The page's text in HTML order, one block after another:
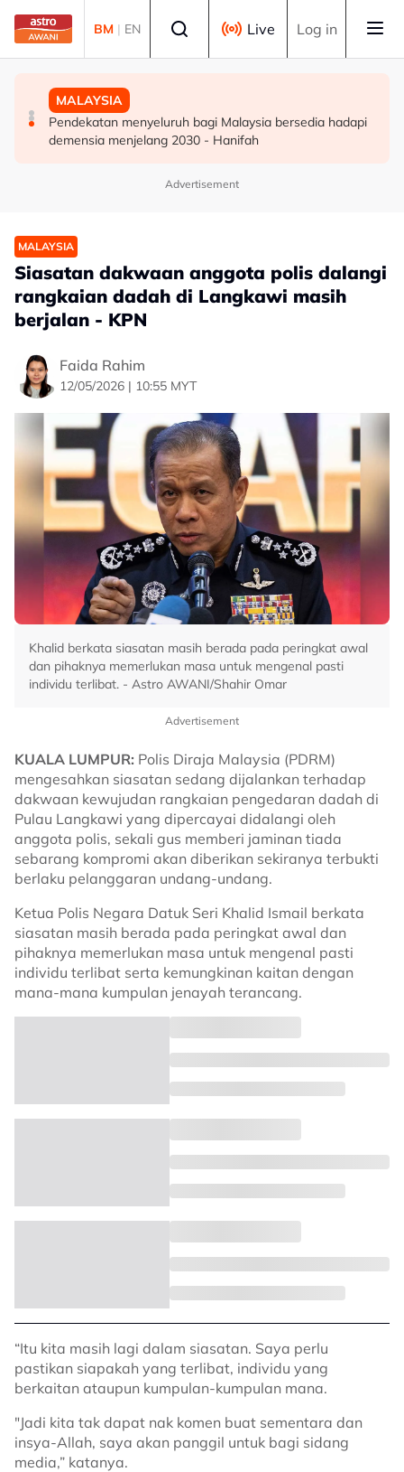
Skip to main content
BM | EN Live Log in
DUNIA
Kebakaran hutan di Gunung Bromo cecah 60 hektar,
sokongan udara digerakkan
DUNIA
Jerman naikkan anggaran kematian berkaitan haba
kepada hampir 12,000
MALAYSIA
Pendekatan menyeluruh bagi Malaysia bersedia hadapi
demensia menjelang 2030 - Hanifah
Advertisement
MALAYSIA
Siasatan dakwaan anggota polis dalangi
rangkaian dadah di Langkawi masih
berjalan - KPN
Faida Rahim
12/05/2026 | 10:55 MYT
Khalid berkata siasatan masih berada pada peringkat awal
dan pihaknya memerlukan masa untuk mengenal pasti
individu terlibat. - Astro AWANI/Shahir Omar
Advertisement
KUALA LUMPUR: Polis Diraja Malaysia (PDRM)
mengesahkan siasatan sedang dijalankan terhadap
dakwaan kewujudan rangkaian pengedaran dadah di
Pulau Langkawi yang dipercayai didalangi oleh
anggota polis, sekali gus memberi jaminan tiada
sebarang kompromi akan diberikan sekiranya terbukti
berlaku pelanggaran undang-undang.
Ketua Polis Negara Datuk Seri Khalid Ismail berkata
siasatan masih berada pada peringkat awal dan
pihaknya memerlukan masa untuk mengenal pasti
individu terlibat serta kemungkinan kaitan dengan
mana-mana kumpulan jenayah terancang.
“Itu kita masih lagi dalam siasatan. Saya perlu
pastikan siapakah yang terlibat, individu yang
berkaitan ataupun kumpulan-kumpulan mana.
"Jadi kita tak dapat nak komen buat sementara dan
insya-Allah, saya akan panggil untuk bagi sidang
media,” katanya.